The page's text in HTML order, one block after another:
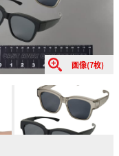
画像(7枚)